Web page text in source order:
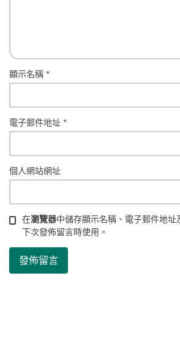
顯示名稱*
電子郵件地址*
個人網站網址
在瀏覽器中儲存顯示名稱、電子郵件地
下次發佈留言時使用。